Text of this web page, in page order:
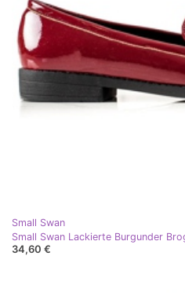
Small Swan
Small Swan Lackierte Burgunder
34,60 €